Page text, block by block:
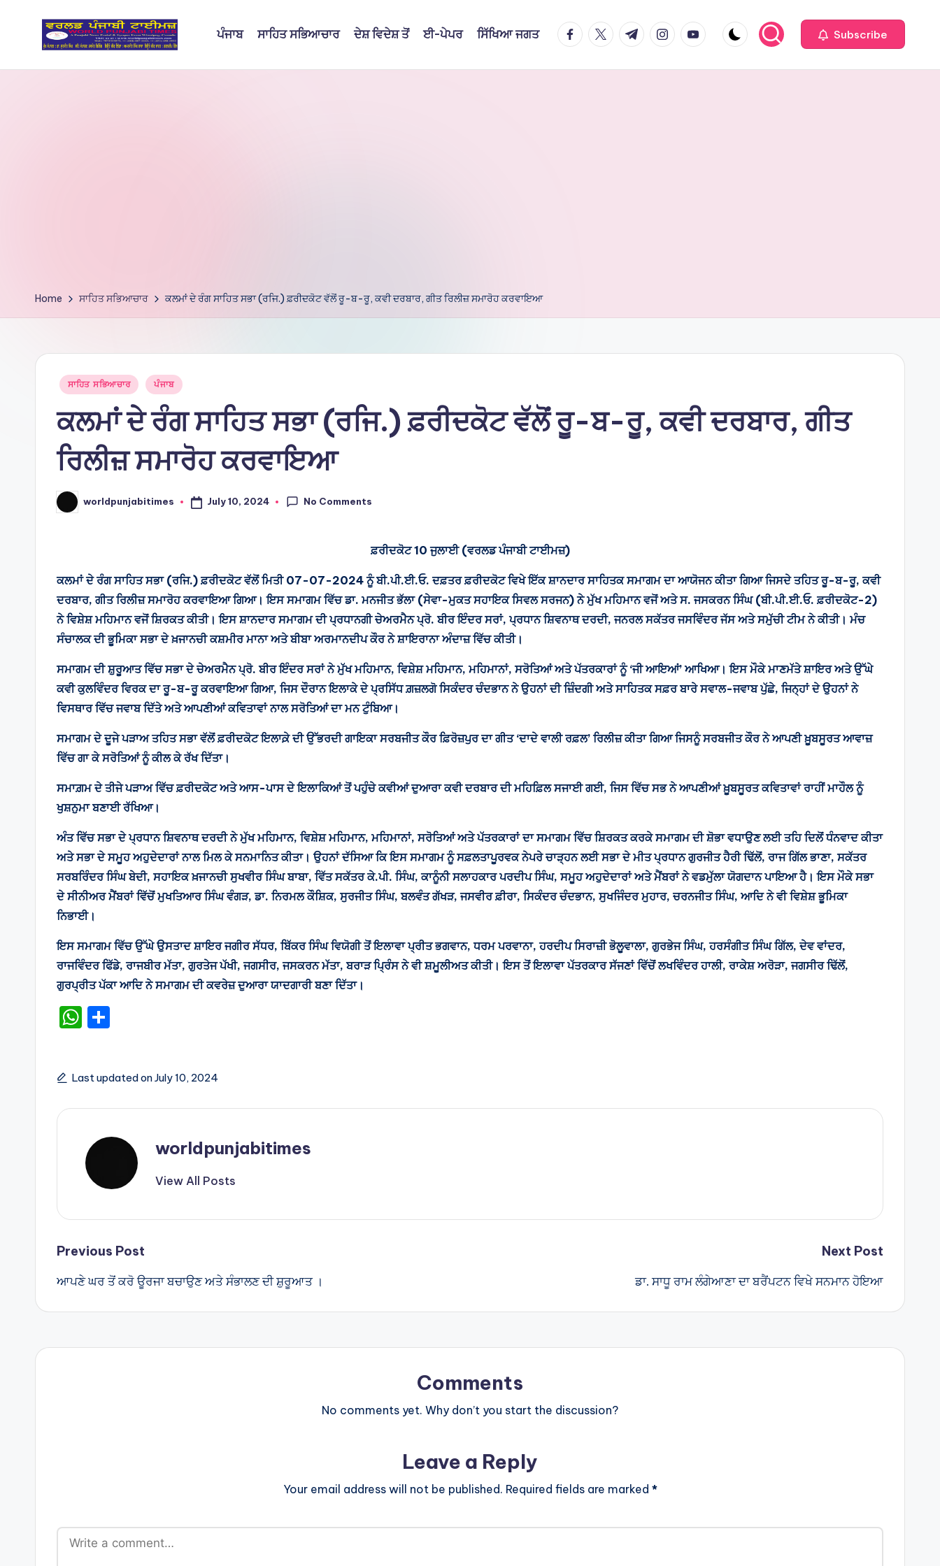
W
bi
m
ਪੰਜਾਬ ਸਾਹਿਤ ਸਭਿਆਚਾਰ ਦੇਸ਼ ਵਿਦੇਸ਼ ਤੋਂ ਈ-ਪੇਪਰ ਸਿੱਖਿਆ ਜਗਤ facebook.com
twitter.com
t.me instagram.com
youtube.com Subscribe
Home ਸਾਹਿਤ ਸਭਿਆਚਾਰ ਕਲਮਾਂ ਦੇ ਰੰਗ ਸਾਹਿਤ ਸਭਾ (ਰਜਿ.) ਫ਼ਰੀਦਕੋਟ ਵੱਲੋਂ ਰੂ-ਬ-ਰੂ, ਕਵੀ ਦਰਬਾਰ, ਗੀਤ ਰਿਲੀਜ਼ ਸਮਾਰੋਹ ਕਰਵਾਇਆ
Posted
ਸਾਹਿਤ ਸਭਿਆਚਾਰ ਪੰਜਾਬ
ਕਲਮਾਂ ਦੇ ਰੰਗ ਸਾਹਿਤ ਸਭਾ (ਰਜਿ.) ਫ਼ਰੀਦਕੋਟ ਵੱਲੋਂ ਰੂ-ਬ-ਰੂ, ਕਵੀ ਦਰਬਾਰ, ਗੀਤ
ਰਿਲੀਜ਼ ਸਮਾਰੋਹ ਕਰਵਾਇਆ
Posted
by
worldpunjabitimes July 10, 2024 No Comments
ਫ਼ਰੀਦਕੋਟ 10 ਜੁਲਾਈ (ਵਰਲਡ ਪੰਜਾਬੀ ਟਾਈਮਜ਼)
ਕਲਮਾਂ ਦੇ ਰੰਗ ਸਾਹਿਤ ਸਭਾ (ਰਜਿ.) ਫ਼ਰੀਦਕੋਟ ਵੱਲੋਂ ਮਿਤੀ 07-07-2024 ਨੂੰ ਬੀ.ਪੀ.ਈ.ਓ. ਦਫ਼ਤਰ ਫ਼ਰੀਦਕੋਟ ਵਿਖੇ ਇੱਕ ਸ਼ਾਨਦਾਰ ਸਾਹਿਤਕ ਸਮਾਗਮ ਦਾ ਆਯੋਜਨ ਕੀਤਾ ਗਿਆ ਜਿਸਦੇ ਤਹਿਤ ਰੂ-ਬ-ਰੂ, ਕਵੀ
ਦਰਬਾਰ, ਗੀਤ ਰਿਲੀਜ਼ ਸਮਾਰੋਹ ਕਰਵਾਇਆ ਗਿਆ। ਇਸ ਸਮਾਗਮ ਵਿੱਚ ਡਾ. ਮਨਜੀਤ ਭੱਲਾ (ਸੇਵਾ-ਮੁਕਤ ਸਹਾਇਕ ਸਿਵਲ ਸਰਜਨ) ਨੇ ਮੁੱਖ ਮਹਿਮਾਨ ਵਜੋਂ ਅਤੇ ਸ. ਜਸਕਰਨ ਸਿੰਘ (ਬੀ.ਪੀ.ਈ.ਓ. ਫ਼ਰੀਦਕੋਟ-2)
ਨੇ ਵਿਸ਼ੇਸ਼ ਮਹਿਮਾਨ ਵਜੋਂ ਸ਼ਿਰਕਤ ਕੀਤੀ। ਇਸ ਸ਼ਾਨਦਾਰ ਸਮਾਗਮ ਦੀ ਪ੍ਰਧਾਨਗੀ ਚੇਅਰਮੈਨ ਪ੍ਰੋ. ਬੀਰ ਇੰਦਰ ਸਰਾਂ, ਪ੍ਰਧਾਨ ਸ਼ਿਵਨਾਥ ਦਰਦੀ, ਜਨਰਲ ਸਕੱਤਰ ਜਸਵਿੰਦਰ ਜੱਸ ਅਤੇ ਸਮੁੱਚੀ ਟੀਮ ਨੇ ਕੀਤੀ। ਮੰਚ
ਸੰਚਾਲਕ ਦੀ ਭੂਮਿਕਾ ਸਭਾ ਦੇ ਖ਼ਜਾਨਚੀ ਕਸ਼ਮੀਰ ਮਾਨਾ ਅਤੇ ਬੀਬਾ ਅਰਮਾਨਦੀਪ ਕੌਰ ਨੇ ਸ਼ਾਇਰਾਨਾ ਅੰਦਾਜ਼ ਵਿੱਚ ਕੀਤੀ।
ਸਮਾਗਮ ਦੀ ਸ਼ੁਰੂਆਤ ਵਿੱਚ ਸਭਾ ਦੇ ਚੇਅਰਮੈਨ ਪ੍ਰੋ. ਬੀਰ ਇੰਦਰ ਸਰਾਂ ਨੇ ਮੁੱਖ ਮਹਿਮਾਨ, ਵਿਸ਼ੇਸ਼ ਮਹਿਮਾਨ, ਮਹਿਮਾਨਾਂ, ਸਰੋਤਿਆਂ ਅਤੇ ਪੱਤਰਕਾਰਾਂ ਨੂੰ ‘ਜੀ ਆਇਆਂ’ ਆਖਿਆ। ਇਸ ਮੌਕੇ ਮਾਣਮੱਤੇ ਸ਼ਾਇਰ ਅਤੇ ਉੱਘੇ
ਕਵੀ ਕੁਲਵਿੰਦਰ ਵਿਰਕ ਦਾ ਰੂ-ਬ-ਰੂ ਕਰਵਾਇਆ ਗਿਆ, ਜਿਸ ਦੌਰਾਨ ਇਲਾਕੇ ਦੇ ਪ੍ਰਸਿੱਧ ਗ਼ਜ਼ਲਗੋ ਸਿਕੰਦਰ ਚੰਦਭਾਨ ਨੇ ਉਹਨਾਂ ਦੀ ਜ਼ਿੰਦਗੀ ਅਤੇ ਸਾਹਿਤਕ ਸਫ਼ਰ ਬਾਰੇ ਸਵਾਲ-ਜਵਾਬ ਪੁੱਛੇ, ਜਿਨ੍ਹਾਂ ਦੇ ਉਹਨਾਂ ਨੇ
ਵਿਸਥਾਰ ਵਿੱਚ ਜਵਾਬ ਦਿੱਤੇ ਅਤੇ ਆਪਣੀਆਂ ਕਵਿਤਾਵਾਂ ਨਾਲ ਸਰੋਤਿਆਂ ਦਾ ਮਨ ਟੁੰਬਿਆ।
ਸਮਾਗਮ ਦੇ ਦੂਜੇ ਪੜਾਅ ਤਹਿਤ ਸਭਾ ਵੱਲੋਂ ਫ਼ਰੀਦਕੋਟ ਇਲਾਕ਼ੇ ਦੀ ਉੱਭਰਦੀ ਗਾਇਕਾ ਸਰਬਜੀਤ ਕੌਰ ਫ਼ਿਰੋਜ਼ਪੁਰ ਦਾ ਗੀਤ ‘ਦਾਦੇ ਵਾਲੀ ਰਫ਼ਲ’ ਰਿਲੀਜ਼ ਕੀਤਾ ਗਿਆ ਜਿਸਨੂੰ ਸਰਬਜੀਤ ਕੌਰ ਨੇ ਆਪਣੀ ਖ਼ੂਬਸੂਰਤ ਆਵਾਜ਼
ਵਿੱਚ ਗਾ ਕੇ ਸਰੋਤਿਆਂ ਨੂੰ ਕੀਲ ਕੇ ਰੱਖ ਦਿੱਤਾ।
ਸਮਾਗ਼ਮ ਦੇ ਤੀਜੇ ਪੜਾਅ ਵਿੱਚ ਫ਼ਰੀਦਕੋਟ ਅਤੇ ਆਸ-ਪਾਸ ਦੇ ਇਲਾਕਿਆਂ ਤੋਂ ਪਹੁੰਚੇ ਕਵੀਆਂ ਦੁਆਰਾ ਕਵੀ ਦਰਬਾਰ ਦੀ ਮਹਿਫ਼ਿਲ ਸਜਾਈ ਗਈ, ਜਿਸ ਵਿੱਚ ਸਭ ਨੇ ਆਪਣੀਆਂ ਖ਼ੂਬਸੂਰਤ ਕਵਿਤਾਵਾਂ ਰਾਹੀਂ ਮਾਹੌਲ ਨੂੰ
ਖੁਸ਼ਨੁਮਾ ਬਣਾਈ ਰੱਖਿਆ।
ਅੰਤ ਵਿੱਚ ਸਭਾ ਦੇ ਪ੍ਰਧਾਨ ਸ਼ਿਵਨਾਥ ਦਰਦੀ ਨੇ ਮੁੱਖ ਮਹਿਮਾਨ, ਵਿਸ਼ੇਸ਼ ਮਹਿਮਾਨ, ਮਹਿਮਾਨਾਂ, ਸਰੋਤਿਆਂ ਅਤੇ ਪੱਤਰਕਾਰਾਂ ਦਾ ਸਮਾਗਮ ਵਿੱਚ ਸ਼ਿਰਕਤ ਕਰਕੇ ਸਮਾਗਮ ਦੀ ਸ਼ੋਭਾ ਵਧਾਉਣ ਲਈ ਤਹਿ ਦਿਲੋਂ ਧੰਨਵਾਦ ਕੀਤਾ
ਅਤੇ ਸਭਾ ਦੇ ਸਮੂਹ ਅਹੁਦੇਦਾਰਾਂ ਨਾਲ ਮਿਲ ਕੇ ਸਨਮਾਨਿਤ ਕੀਤਾ। ਉਹਨਾਂ ਦੱਸਿਆ ਕਿ ਇਸ ਸਮਾਗਮ ਨੂੰ ਸਫ਼ਲਤਾਪੂਰਵਕ ਨੇਪਰੇ ਚਾੜ੍ਹਨ ਲਈ ਸਭਾ ਦੇ ਮੀਤ ਪ੍ਰਧਾਨ ਗੁਰਜੀਤ ਹੈਰੀ ਢਿੱਲੋਂ, ਰਾਜ ਗਿੱਲ ਭਾਣਾ, ਸਕੱਤਰ
ਸਰਬਰਿੰਦਰ ਸਿੰਘ ਬੇਦੀ, ਸਹਾਇਕ ਖ਼ਜਾਨਚੀ ਸੁਖਵੀਰ ਸਿੰਘ ਬਾਬਾ, ਵਿੱਤ ਸਕੱਤਰ ਕੇ.ਪੀ. ਸਿੰਘ, ਕਾਨੂੰਨੀ ਸਲਾਹਕਾਰ ਪਰਦੀਪ ਸਿੰਘ, ਸਮੂਹ ਅਹੁਦੇਦਾਰਾਂ ਅਤੇ ਮੈਂਬਰਾਂ ਨੇ ਵਡਮੁੱਲਾ ਯੋਗਦਾਨ ਪਾਇਆ ਹੈ। ਇਸ ਮੌਕੇ ਸਭਾ
ਦੇ ਸੀਨੀਅਰ ਮੈਂਬਰਾਂ ਵਿੱਚੋਂ ਮੁਖਤਿਆਰ ਸਿੰਘ ਵੰਗੜ, ਡਾ. ਨਿਰਮਲ ਕੌਸ਼ਿਕ, ਸੁਰਜੀਤ ਸਿੰਘ, ਬਲਵੰਤ ਗੱਖੜ, ਜਸਵੀਰ ਫ਼ੀਰਾ, ਸਿਕੰਦਰ ਚੰਦਭਾਨ, ਸੁਖਜਿੰਦਰ ਮੁਹਾਰ, ਚਰਨਜੀਤ ਸਿੰਘ, ਆਦਿ ਨੇ ਵੀ ਵਿਸ਼ੇਸ਼ ਭੂਮਿਕਾ
ਨਿਭਾਈ।
ਇਸ ਸਮਾਗਮ ਵਿੱਚ ਉੱਘੇ ਉਸਤਾਦ ਸ਼ਾਇਰ ਜਗੀਰ ਸੱਧਰ, ਬਿੱਕਰ ਸਿੰਘ ਵਿਯੋਗੀ ਤੋਂ ਇਲਾਵਾ ਪ੍ਰੀਤ ਭਗਵਾਨ, ਧਰਮ ਪਰਵਾਨਾ, ਹਰਦੀਪ ਸਿਰਾਜ਼ੀ ਭੋਲੂਵਾਲਾ, ਗੁਰਭੇਜ ਸਿੰਘ, ਹਰਸੰਗੀਤ ਸਿੰਘ ਗਿੱਲ, ਦੇਵ ਵਾਂਦਰ,
ਰਾਜਵਿੰਦਰ ਫਿੱਡੇ, ਰਾਜਬੀਰ ਮੱਤਾ, ਗੁਰਤੇਜ ਪੱਖੀ, ਜਗਸੀਰ, ਜਸਕਰਨ ਮੱਤਾ, ਬਰਾੜ ਪ੍ਰਿੰਸ ਨੇ ਵੀ ਸ਼ਮੂਲੀਅਤ ਕੀਤੀ। ਇਸ ਤੋਂ ਇਲਾਵਾ ਪੱਤਰਕਾਰ ਸੱਜਣਾਂ ਵਿੱਚੋਂ ਲਖਵਿੰਦਰ ਹਾਲੀ, ਰਾਕੇਸ਼ ਅਰੋੜਾ, ਜਗਸੀਰ ਢਿੱਲੋਂ,
ਗੁਰਪ੍ਰੀਤ ਪੱਕਾ ਆਦਿ ਨੇ ਸਮਾਗਮ ਦੀ ਕਵਰੇਜ਼ ਦੁਆਰਾ ਯਾਦਗਾਰੀ ਬਣਾ ਦਿੱਤਾ।
W
ts
A
p
e
Last updated on July 10, 2024
worldpunjabitimes
View All Posts
Post
navigation
Previous Post
ਆਪਣੇ ਘਰ ਤੋਂ ਕਰੋ ਊਰਜਾ ਬਚਾਉਣ ਅਤੇ ਸੰਭਾਲਣ ਦੀ ਸ਼ੁਰੂਆਤ ।
Next Post
ਡਾ. ਸਾਧੂ ਰਾਮ ਲੰਗੇਆਣਾ ਦਾ ਬਰੈਂਪਟਨ ਵਿਖੇ ਸਨਮਾਨ ਹੋਇਆ
Comments
No comments yet. Why don’t you start the discussion?
Leave a Reply
Your email address will not be published. Required fields are marked *